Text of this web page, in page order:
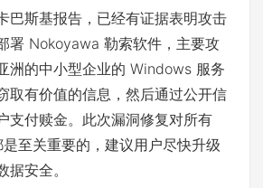
巴斯基报告，已经有证据表明攻击
署 Nokoyawa 勒索软件，主要攻
洲的中小型企业的 Windows 服务
取有价值的信息，然后通过公开信
支付赎金。此次漏洞修复对所有
至关重要的，建议用户尽快升级
安全。